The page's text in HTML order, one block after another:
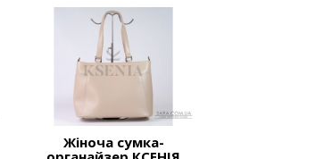
Жіноча сумка-